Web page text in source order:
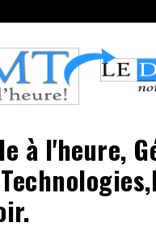
à l'heure,